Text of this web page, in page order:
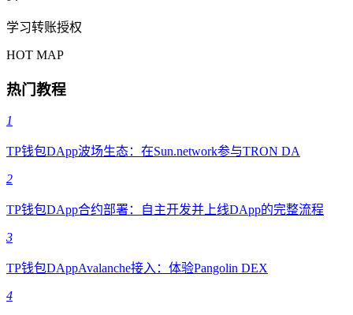
学习转账授权
HOT MAP
热门教程
1
TP钱包DApp波场生态：在Sun.network参与TRON DA
2
TP钱包DApp合约部署：自主开发并上线DApp的完整流程
3
TP钱包DAppAvalanche接入：体验Pangolin DEX
4